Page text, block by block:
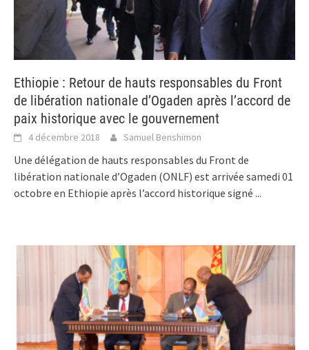
Ethiopie : Retour de hauts responsables du Front
de libération nationale d’Ogaden après l’accord de
paix historique avec le gouvernement
4 décembre 2018 Samuel Benshimon
Une délégation de hauts responsables du Front de
libération nationale d’Ogaden (ONLF) est arrivée samedi 01
octobre en Ethiopie après l’accord historique signé ...